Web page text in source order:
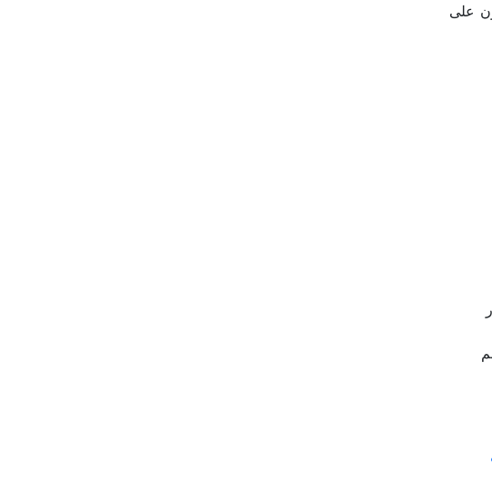
على